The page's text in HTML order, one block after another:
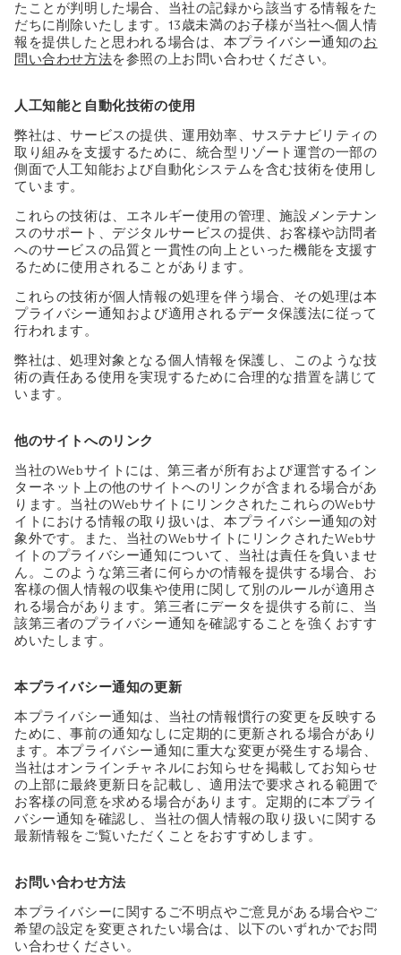
たことが判明した場合、当社の記録から該当する情報をた
だちに削除いたします。13歳未満のお子様が当社へ個人情
報を提供したと思われる場合は、本プライバシー通知のお
問い合わせ方法を参照の上お問い合わせください。
人工知能と自動化技術の使用
弊社は、サービスの提供、運用効率、サステナビリティの
取り組みを支援するために、統合型リゾート運営の一部の
側面で人工知能および自動化システムを含む技術を使用し
ています。
これらの技術は、エネルギー使用の管理、施設メンテナン
スのサポート、デジタルサービスの提供、お客様や訪問者
へのサービスの品質と一貫性の向上といった機能を支援す
るために使用されることがあります。
これらの技術が個人情報の処理を伴う場合、その処理は本
プライバシー通知および適用されるデータ保護法に従って
行われます。
弊社は、処理対象となる個人情報を保護し、このような技
術の責任ある使用を実現するために合理的な措置を講じて
います。
他のサイトへのリンク
当社のWebサイトには、第三者が所有および運営するイン
ターネット上の他のサイトへのリンクが含まれる場合があ
ります。当社のWebサイトにリンクされたこれらのWebサ
イトにおける情報の取り扱いは、本プライバシー通知の対
象外です。また、当社のWebサイトにリンクされたWebサ
イトのプライバシー通知について、当社は責任を負いませ
ん。このような第三者に何らかの情報を提供する場合、お
客様の個人情報の収集や使用に関して別のルールが適用さ
れる場合があります。第三者にデータを提供する前に、当
該第三者のプライバシー通知を確認することを強くおすす
めいたします。
本プライバシー通知の更新
本プライバシー通知は、当社の情報慣行の変更を反映する
ために、事前の通知なしに定期的に更新される場合があり
ます。本プライバシー通知に重大な変更が発生する場合、
当社はオンラインチャネルにお知らせを掲載してお知らせ
の上部に最終更新日を記載し、適用法で要求される範囲で
お客様の同意を求める場合があります。定期的に本プライ
バシー通知を確認し、当社の個人情報の取り扱いに関する
最新情報をご覧いただくことをおすすめします。
お問い合わせ方法
本プライバシーに関するご不明点やご意見がある場合やご
希望の設定を変更されたい場合は、以下のいずれかでお問
い合わせください。